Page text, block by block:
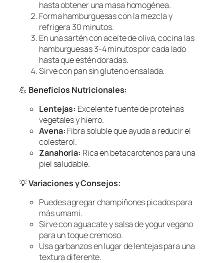
hasta obtener una masa homogénea.
Forma hamburguesas con la mezcla y
refrigera 30 minutos.
En una sartén con aceite de oliva, cocina las
hamburguesas 3-4 minutos por cada lado
hasta que estén doradas.
Sirve con pan sin gluten o ensalada.
💪 Beneficios Nutricionales:
Lentejas: Excelente fuente de proteínas
vegetales y hierro.
Avena: Fibra soluble que ayuda a reducir el
colesterol.
Zanahoria: Rica en betacarotenos para una
piel saludable.
💡Variaciones y Consejos:
Puedes agregar champiñones picados para
más umami.
Sirve con aguacate y salsa de yogur vegano
para un toque cremoso.
Usa garbanzos en lugar de lentejas para una
textura diferente.